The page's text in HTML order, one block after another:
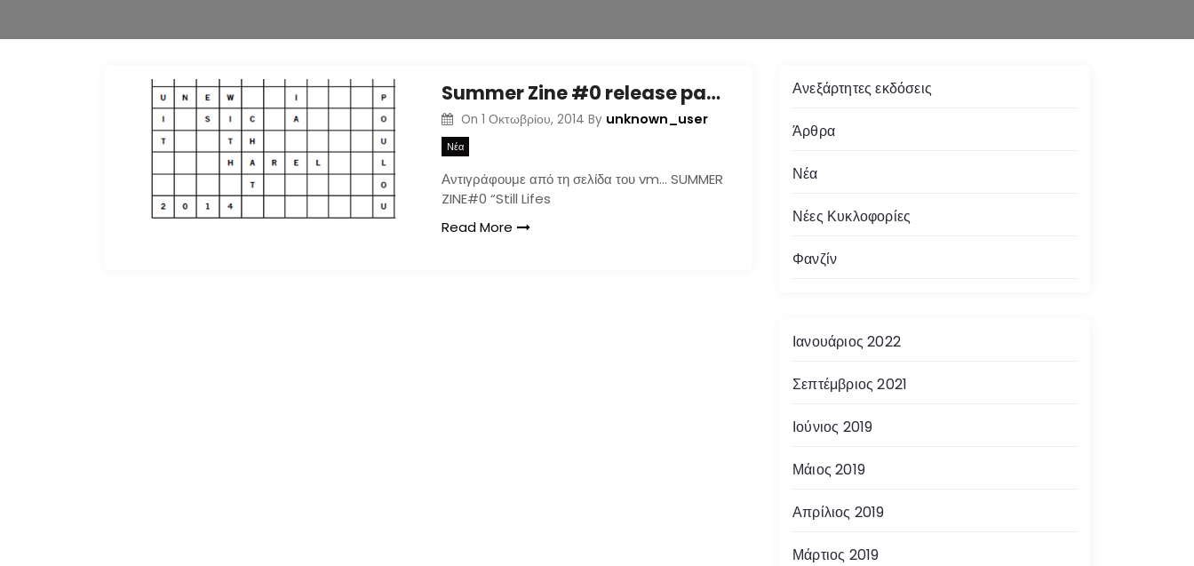
Summer Zine #0 release party [4/10@vm]
On 1 Οκτωβρίου, 2014 By unknown_user
Νέα
Αντιγράφουμε από τη σελίδα του vm… SUMMER
ZINE#0 “Still Lifes
Read More
Ανεξάρτητες εκδόσεις
Άρθρα
Νέα
Νέες Κυκλοφορίες
Φανζίν
Ιανουάριος 2022
Σεπτέμβριος 2021
Ιούνιος 2019
Μάιος 2019
Απρίλιος 2019
Μάρτιος 2019